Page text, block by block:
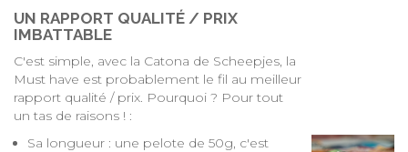
UN RAPPORT QUALITÉ / PRIX
IMBATTABLE
C'est simple, avec la Catona de Scheepjes, la
Must have est probablement le fil au meilleur
rapport qualité / prix. Pourquoi ? Pour tout
un tas de raisons ! :
Sa longueur : une pelote de 50g, c'est